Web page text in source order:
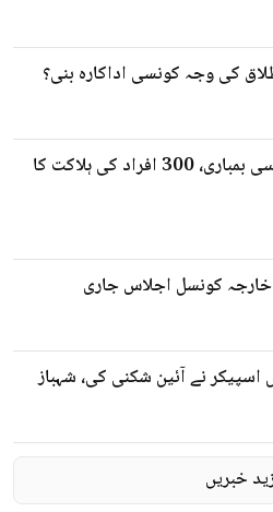
کی وجہ کونسی اداکارہ بنی؟
یوکرین: ماریوپول تھیٹر پر روسی بمباری، 300 افراد کی ہلاکت کا
خارجہ کونسل اجلاس جاری
نے آئین شکنی کی، شہباز
خبریں